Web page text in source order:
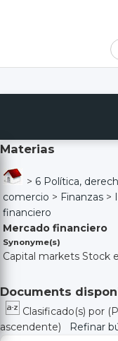
Materias
> 6 Política,
comercio > Finanzas >
financiero
Mercado financiero
Synonyme(s)
Capital markets Stock
Documents
Clasificado(s) por
ascendente)
Refinar